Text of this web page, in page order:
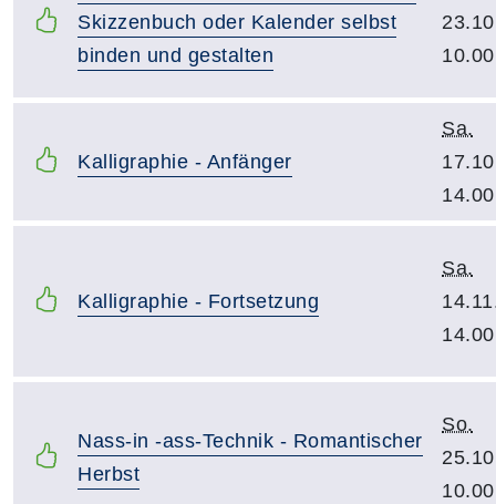
Skizzenbuch oder Kalender selbst
binden und gestalten
Kalligraphie - Anfänger
Sa.
Kalligraphie - Fortsetzung
Sa.
Nass-in -ass-Technik - Romantischer
Herbst
So.